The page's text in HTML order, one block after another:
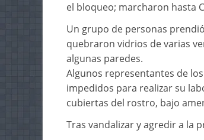
el bloqueo; marcharon hasta
Un grupo de personas
quebraron vidrios de varias
algunas paredes.
Algunos representantes de
impedidos para realizar su
cubiertas del rostro, bajo
Tras vandalizar y agredir a la